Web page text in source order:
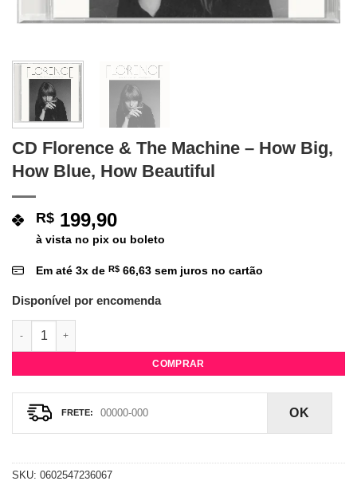
CD Florence & The Machine – How Big,
How Blue, How Beautiful
R$ 199,90
à vista no pix ou boleto
Em até 3x de R$ 66,63 sem juros no cartão
Disponível por encomenda
CD Florence & The Machine - How Big, How Blue, How
COMPRAR
OK
SKU: 0602547236067